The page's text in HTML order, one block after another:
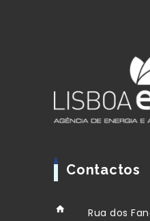
Contactos
Rua dos